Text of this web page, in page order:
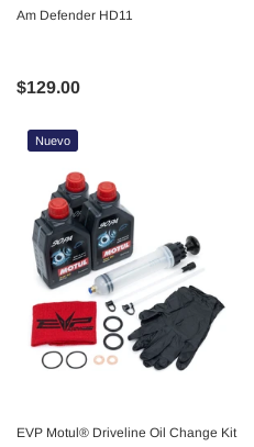
Am Defender HD11
$129.00
Nuevo
EVP Motul® Driveline Oil Change Kit